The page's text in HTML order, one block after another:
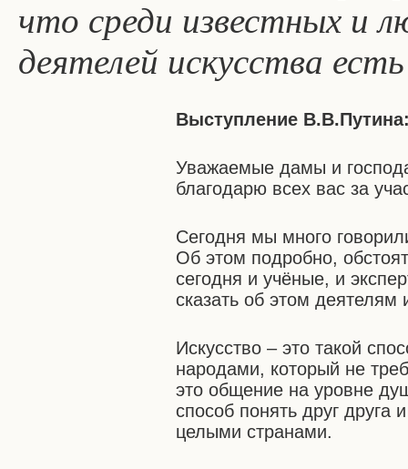
что среди известных и
деятелей искусства
Выступление
Уважаемые дамы и
благодарю всех вас за
Сегодня мы много
Об этом подробно,
сегодня и учёные, и
сказать об этом деятелям
Искусство – это такой
народами, который не
это общение на уровне
способ понять друг
целыми странами.